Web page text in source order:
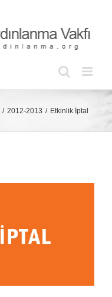
2012-2013 Etkinlik İptal